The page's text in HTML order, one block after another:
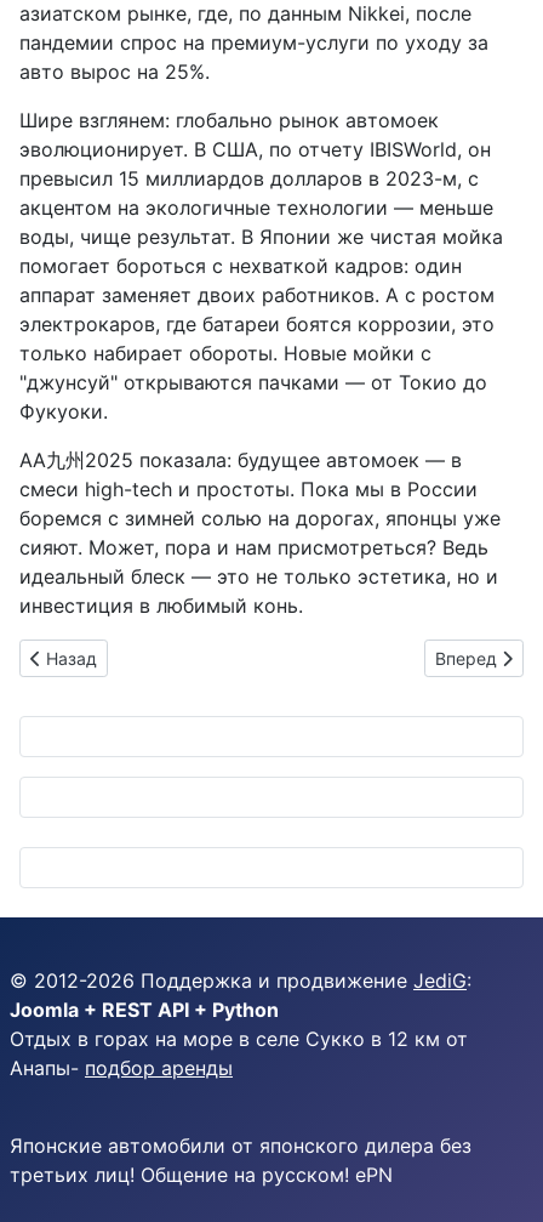
азиатском рынке, где, по данным Nikkei, после
пандемии спрос на премиум-услуги по уходу за
авто вырос на 25%.
Шире взглянем: глобально рынок автомоек
эволюционирует. В США, по отчету IBISWorld, он
превысил 15 миллиардов долларов в 2023-м, с
акцентом на экологичные технологии — меньше
воды, чище результат. В Японии же чистая мойка
помогает бороться с нехваткой кадров: один
аппарат заменяет двоих работников. А с ростом
электрокаров, где батареи боятся коррозии, это
только набирает обороты. Новые мойки с
"джунсуй" открываются пачками — от Токио до
Фукуоки.
AA九州2025 показала: будущее автомоек — в
смеси high-tech и простоты. Пока мы в России
боремся с зимней солью на дорогах, японцы уже
сияют. Может, пора и нам присмотреться? Ведь
идеальный блеск — это не только эстетика, но и
инвестиция в любимый конь.
Предыдущий: Jigowatts Home: Заряжай электрокар ночью,
Назад Следующий:
Вперед
© 2012-2026 Поддержка и продвижение JediG:
Joomla + REST API + Python
Отдых в горах на море в селе Сукко в 12 км от
Анапы- подбор аренды
Японские автомобили от японского дилера без
третьих лиц! Общение на русском! ePN